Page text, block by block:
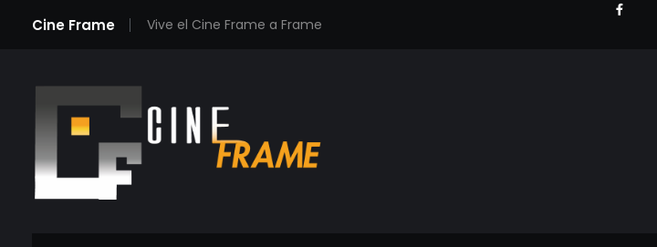
Cine Frame Vive el Cine Frame a Frame